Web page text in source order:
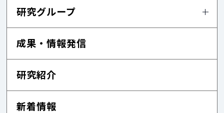
研究グループ
成果・情報発信
研究紹介
新着情報